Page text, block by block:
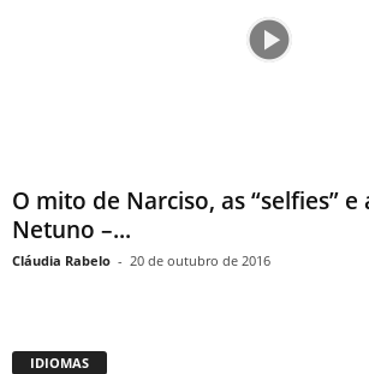
O mito de Narciso, as “selfies” e
Netuno –...
Cláudia Rabelo - 20 de outubro de 2016
IDIOMAS